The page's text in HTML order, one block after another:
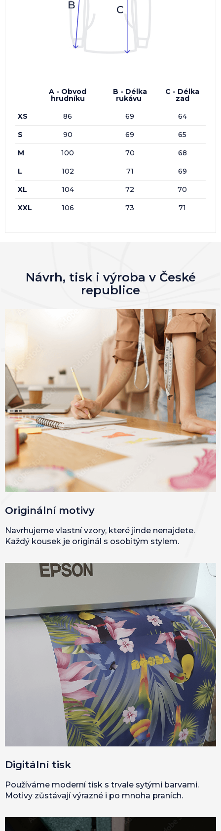
A - Obvod
hrudníku
B - Délka
rukávu
C - Délka
zad
XS
86 69 64
S 90 69 65
M 100 70 68
L 102 71 69
XL 104 72 70
XXL 106 73 71
Návrh, tisk i výroba v České
republice
Originální motivy
Navrhujeme vlastní vzory, které jinde nenajdete.
Každý kousek je originál s osobitým stylem.
Digitální tisk
Používáme moderní tisk s trvale sytými barvami.
Motivy zůstávají výrazné i po mnoha praních.